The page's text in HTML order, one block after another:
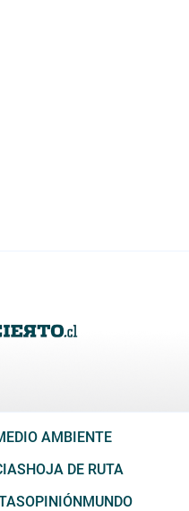
AMBIENTE
HOJA DE RUTA
OPINIÓNMUNDO